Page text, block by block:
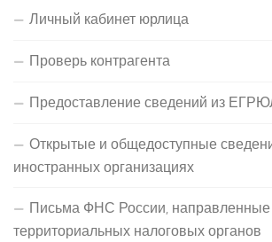
Личный кабинет юрлица
Проверь контрагента
Предоставление сведений из
Открытые и общедоступные
иностранных организациях
Письма ФНС России, направленные
территориальных налоговых органов